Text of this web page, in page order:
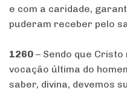
e com a caridade,
puderam receber pelo
1260 – Sendo que
vocação última do
saber, divina, devemos